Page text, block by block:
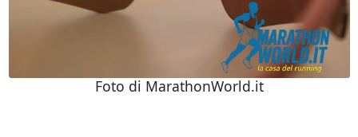
Foto di MarathonWorld.it